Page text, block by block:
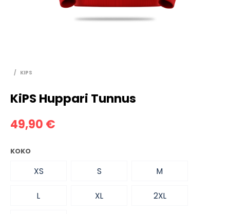
/ KIPS
KiPS Huppari Tunnus
49,90 €
KOKO
XS S M
L XL 2XL